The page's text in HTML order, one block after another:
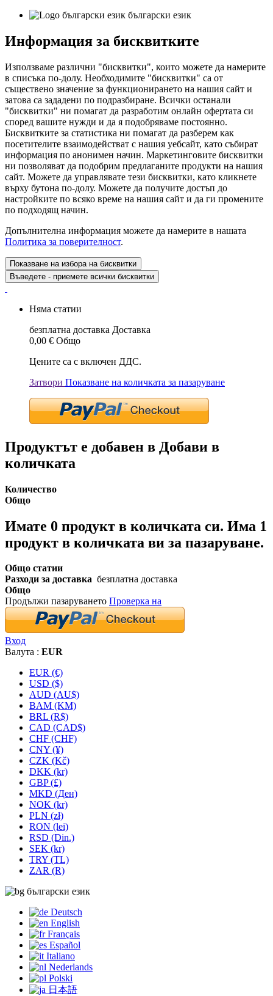
български език
Информация за бисквитките
Използваме различни "бисквитки", които можете да намерите
в списъка по-долу. Необходимите "бисквитки" са от
съществено значение за функционирането на нашия сайт и
затова са зададени по подразбиране. Всички останали
"бисквитки" ни помагат да разработим онлайн офертата си
според вашите нужди и да я подобряваме постоянно.
Бисквитките за статистика ни помагат да разберем как
посетителите взаимодействат с нашия уебсайт, като събират
информация по анонимен начин. Маркетинговите бисквитки
ни позволяват да подобрим предлаганите продукти на нашия
сайт. Можете да управлявате тези бисквитки, като кликнете
върху бутона по-долу. Можете да получите достъп до
настройките по всяко време на нашия сайт и да ги промените
по подходящ начин.
Допълнителна информация можете да намерите в нашата
Политика за поверителност.
Показване на избора на бисквитки
Въведете - приемете всички бисквитки
Няма статии
безплатна доставка Доставка
0,00 € Общо
Цените са с включен ДДС.
Затвори Показване на количката за пазаруване
Продуктът е добавен в Добави в
количката
Количество
Общо
Имате 0 продукт в количката си. Има 1
продукт в количката ви за пазаруване.
Общо статии
Разходи за доставка безплатна доставка
Общо
Продължи пазаруването Проверка на
Вход
Валута : EUR
EUR (€)
USD ($)
AUD (AU$)
BAM (KM)
BRL (R$)
CAD (CAD$)
CHF (CHF)
CNY (¥)
CZK (Kč)
DKK (kr)
GBP (£)
MKD (Ден)
NOK (kr)
PLN (zł)
RON (lei)
RSD (Din.)
SEK (kr)
TRY (TL)
ZAR (R)
български език
Deutsch
English
Français
Español
Italiano
Nederlands
Polski
日本語